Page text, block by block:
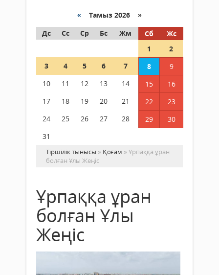
« Тамыз 2026 »
Дс
Сс Ср Бс Жм Сб
Жс
1
2
3
4 5 6 7 8
9
10
11 12 13 14 15
16
17
18 19 20 21 22
23
24
25 26 27 28 29
30
31
Тіршілік тынысы » Қоғам » Ұрпаққа ұран
болған Ұлы Жеңіс
Ұрпаққа ұран
болған Ұлы
Жеңіс